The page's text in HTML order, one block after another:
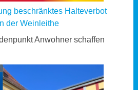
beschränktes Halteverbot
der Weinleithe
Anwohner schaffen